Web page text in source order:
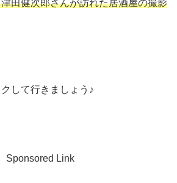
田健次郎さんが訪れた居酒屋の撮影
して行きましょう♪
Sponsored Link